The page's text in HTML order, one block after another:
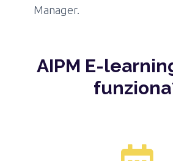
Manager.
AIPM E-